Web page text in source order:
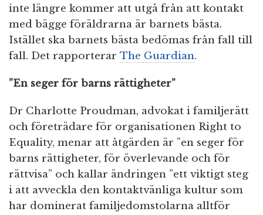
inte längre kommer att utgå från att kontakt
med bägge föräldrarna är barnets bästa.
Istället ska barnets bästa bedömas från fall till
fall. Det rapporterar The Guardian.
”En seger för barns rättigheter”
Dr Charlotte Proudman, advokat i familjerätt
och företrädare för organisationen Right to
Equality, menar att åtgärden är ”en seger för
barns rättigheter, för överlevande och för
rättvisa” och kallar ändringen ”ett viktigt steg
i att avveckla den kontaktvänliga kultur som
har dominerat familjedomstolarna alltför